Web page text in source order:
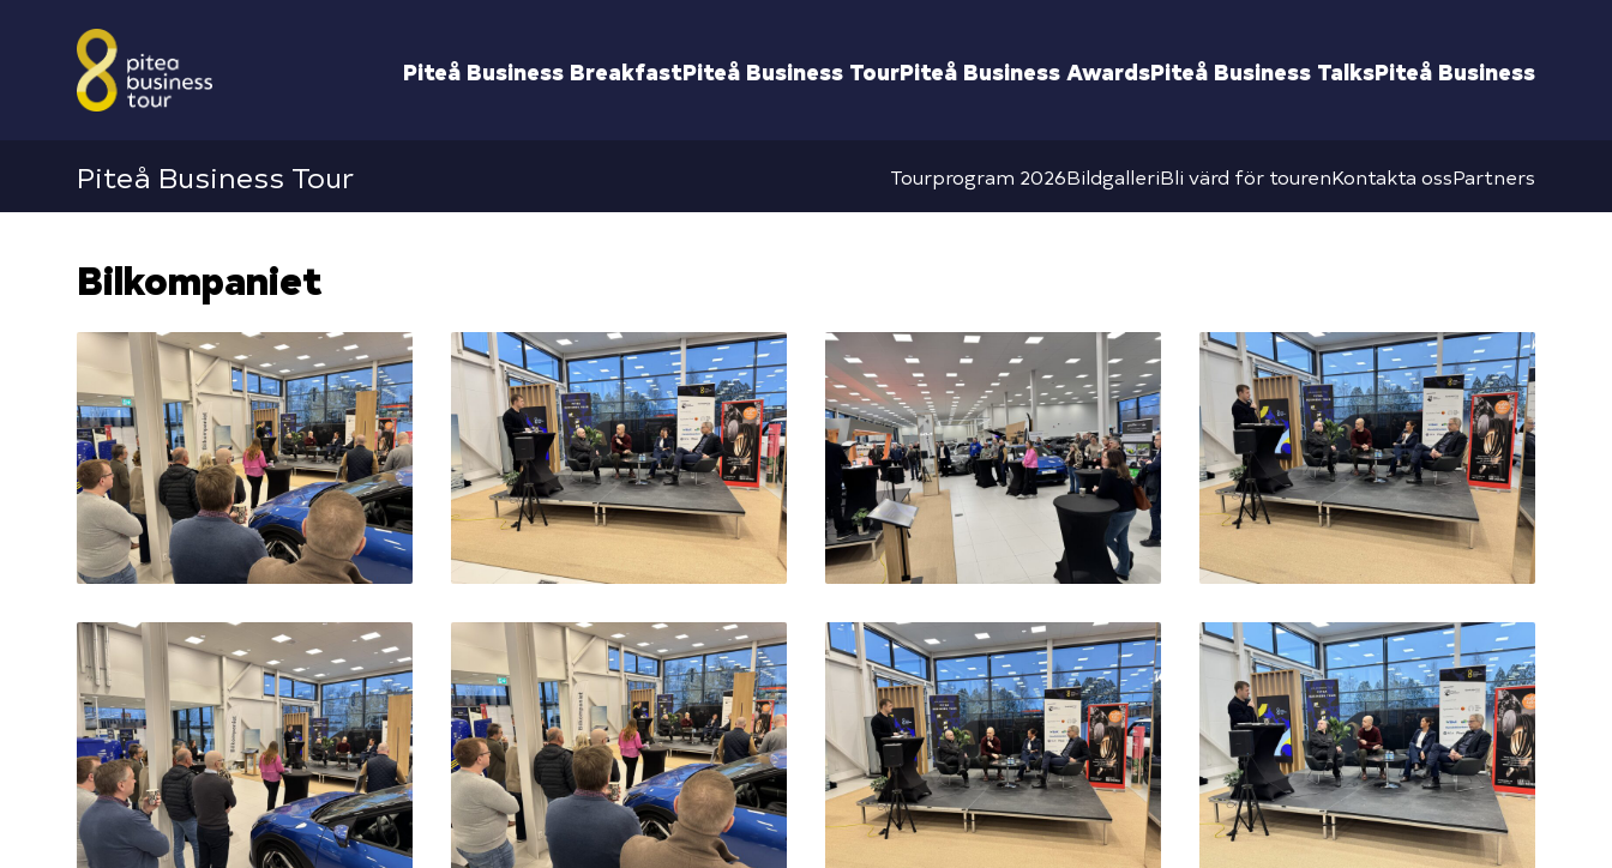
Piteå Business BreakfastPiteå Business TourPiteå Business AwardsPiteå Business TalksPiteå Business
Piteå Business Tour Tourprogram 2026BildgalleriBli värd för tourenKontakta ossPartners
Bilkompaniet